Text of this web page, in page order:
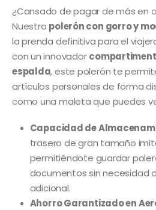
¿Cansado de pagar de más en
Nuestro polerón con gorro y
la prenda definitiva para el
con un innovador
espalda, este polerón te
artículos personales de forma
como una maleta que puedes
Capacidad de
trasero de gran tamaño
permitiéndote guardar
documentos sin necesidad
adicional.
Ahorro Garantizado en